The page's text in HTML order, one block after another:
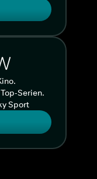
Serien.
Sport